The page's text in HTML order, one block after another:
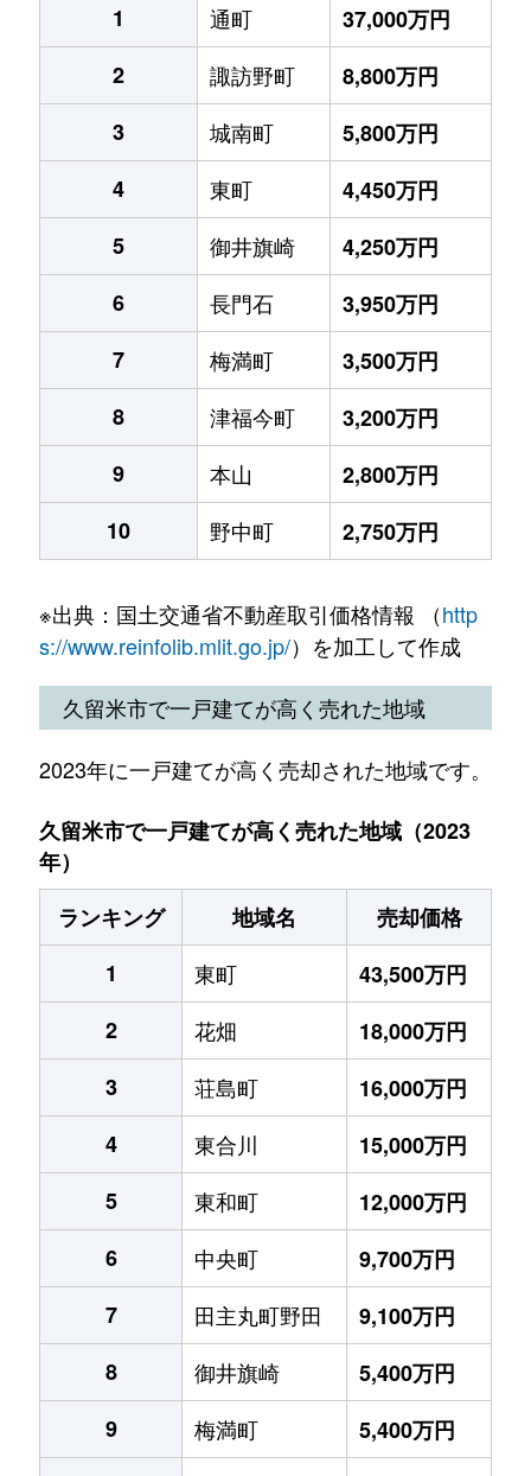
1
通町
37,000万円
2
諏訪野町
8,800万円
3
城南町
5,800万円
4
東町
4,450万円
5
御井旗崎
4,250万円
6
長門石
3,950万円
7
梅満町
3,500万円
8
津福今町
3,200万円
9
本山
2,800万円
10
野中町 2,750万円
※出典：国土交通省不動産取引価格情報 （http
s://www.reinfolib.mlit.go.jp/）を加工して作成
久留米市で一戸建てが高く売れた地域
2023年に一戸建てが高く売却された地域です。
久留米市で一戸建てが高く売れた地域（2023
年）
ランキング
地域名
売却価格
1
東町
43,500万円
2
花畑
18,000万円
3
荘島町
16,000万円
4
東合川
15,000万円
5
東和町
12,000万円
6
中央町
9,700万円
7
田主丸町野田
9,100万円
8
御井旗崎
5,400万円
9
梅満町
5,400万円